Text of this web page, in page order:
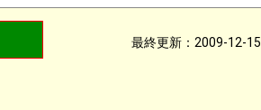
最終更新：2009-12-15